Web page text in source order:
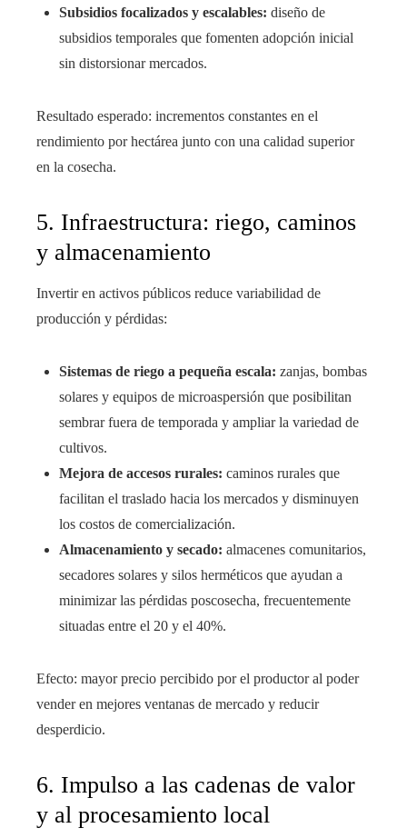
Subsidios focalizados y escalables: diseño de
subsidios temporales que fomenten adopción inicial
sin distorsionar mercados.
Resultado esperado: incrementos constantes en el
rendimiento por hectárea junto con una calidad superior
en la cosecha.
5. Infraestructura: riego, caminos
y almacenamiento
Invertir en activos públicos reduce variabilidad de
producción y pérdidas:
Sistemas de riego a pequeña escala: zanjas, bombas
solares y equipos de microaspersión que posibilitan
sembrar fuera de temporada y ampliar la variedad de
cultivos.
Mejora de accesos rurales: caminos rurales que
facilitan el traslado hacia los mercados y disminuyen
los costos de comercialización.
Almacenamiento y secado: almacenes comunitarios,
secadores solares y silos herméticos que ayudan a
minimizar las pérdidas poscosecha, frecuentemente
situadas entre el 20 y el 40%.
Efecto: mayor precio percibido por el productor al poder
vender en mejores ventanas de mercado y reducir
desperdicio.
6. Impulso a las cadenas de valor
y al procesamiento local